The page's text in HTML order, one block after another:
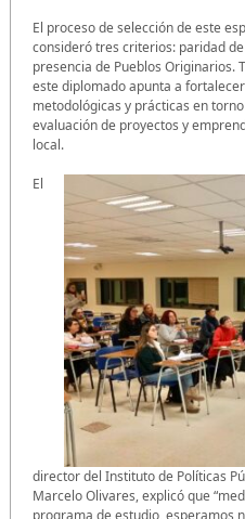
El proceso de selección de este
consideró tres criterios: paridad
presencia de Pueblos Originarios.
este diplomado apunta a
metodológicas y prácticas en
evaluación de proyectos y
local.
El
director del Instituto de Políticas
Marcelo Olivares, explicó que
programa de estudio, esperamos